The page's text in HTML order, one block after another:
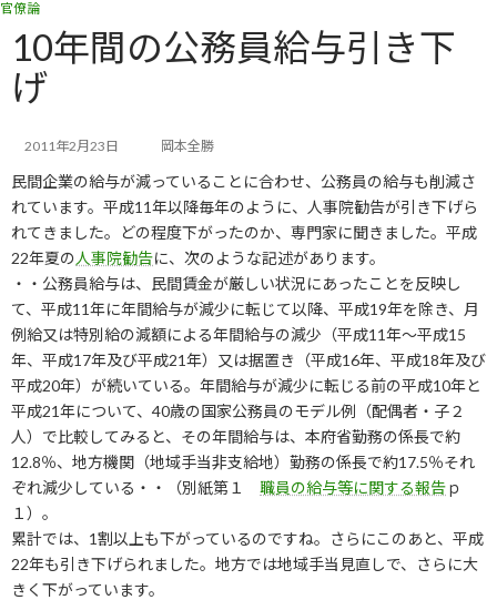
コ
ッ
プ
ナ
移
動
官僚論
10年間の公務員給与引き下
げ
2011年2月23日 岡本全勝
民間企業の給与が減っていることに合わせ、公務員の給与も削減さ
れています。平成11年以降毎年のように、人事院勧告が引き下げら
れてきました。どの程度下がったのか、専門家に聞きました。平成
22年夏の人事院勧告に、次のような記述があります。
・・公務員給与は、民間賃金が厳しい状況にあったことを反映し
て、平成11年に年間給与が減少に転じて以降、平成19年を除き、月
例給又は特別給の減額による年間給与の減少（平成11年～平成15
年、平成17年及び平成21年）又は据置き（平成16年、平成18年及び
平成20年）が続いている。年間給与が減少に転じる前の平成10年と
平成21年について、40歳の国家公務員のモデル例（配偶者・子２
人）で比較してみると、その年間給与は、本府省勤務の係長で約
12.8％、地方機関（地域手当非支給地）勤務の係長で約17.5％それ
ぞれ減少している・・（別紙第１ 職員の給与等に関する報告ｐ
１）。
累計では、1割以上も下がっているのですね。さらにこのあと、平成
22年も引き下げられました。地方では地域手当見直しで、さらに大
きく下がっています。